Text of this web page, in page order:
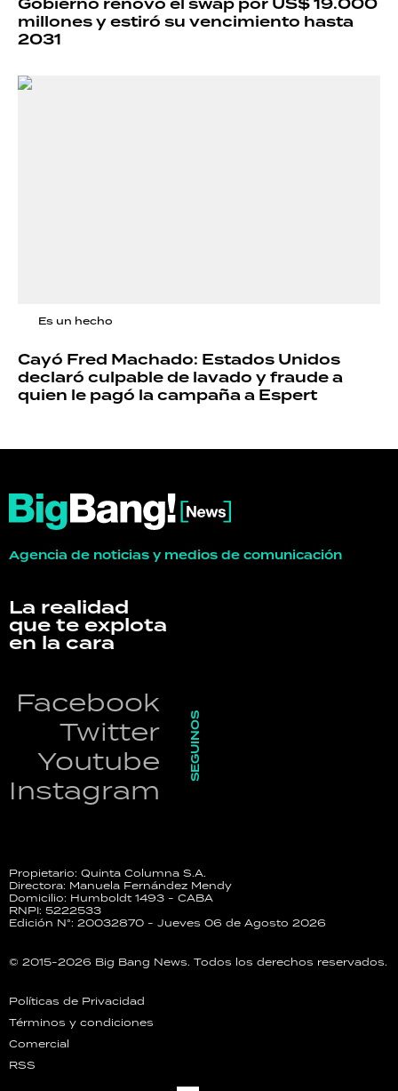
millones y estiró su vencimiento hasta
2031
Es un hecho
Cayó Fred Machado: Estados Unidos
declaró culpable de lavado y fraude a
quien le pagó la campaña a Espert
Agencia de noticias y medios de comunicación
La realidad
que te explota
en la cara
Facebook
Twitter
Youtube
Instagram
SEGUINOS
Propietario: Quinta Columna S.A.
Directora: Manuela Fernández Mendy
Domicilio: Humboldt 1493 - CABA
RNPI: 5222533
Edición N°: 20032870 - Jueves 06 de Agosto 2026
© 2015-2026 Big Bang News. Todos los derechos reservados.
Políticas de Privacidad
Términos y condiciones
Comercial
RSS